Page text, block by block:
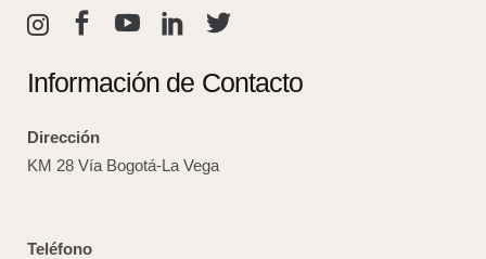
Información de Contacto
Dirección
KM 28 Vía Bogotá-La Vega
Teléfono